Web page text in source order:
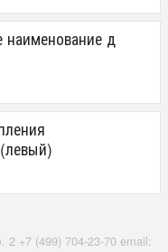
наименование д
2 +7 (499) 704-23-70 email: